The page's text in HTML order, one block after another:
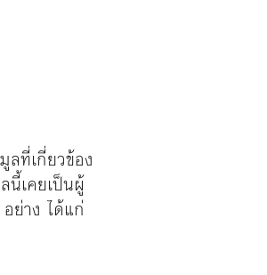
ที่เกี่ยวข้อง
นี้เคยเป็นผู้
ย่าง ได้แก่